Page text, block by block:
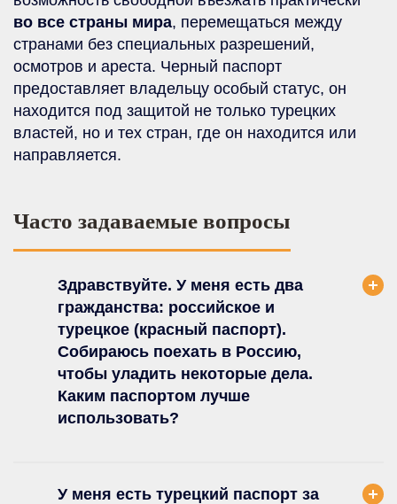
во все страны мира, перемещаться между
странами без специальных разрешений,
осмотров и ареста. Черный паспорт
предоставляет владельцу особый статус, он
находится под защитой не только турецких
властей, но и тех стран, где он находится или
направляется.
Часто задаваемые вопросы
Здравствуйте. У меня есть два
гражданства: российское и
турецкое (красный паспорт).
Собираюсь поехать в Россию,
чтобы уладить некоторые дела.
Каким паспортом лучше
использовать?
У меня есть турецкий паспорт за